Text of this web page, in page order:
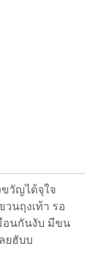
วัญได้จุใจ
นถุงเท้า รอ
อนกันงับ มีขน
ยฮับบ